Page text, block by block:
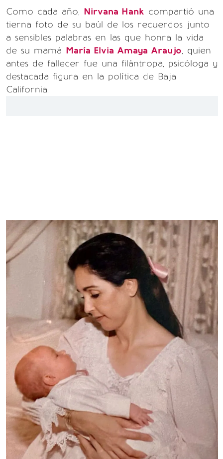
Como cada año, Nirvana Hank compartió una
tierna foto de su baúl de los recuerdos junto
a sensibles palabras en las que honra la vida
de su mamá María Elvia Amaya Araujo, quien
antes de fallecer fue una filántropa, psicóloga y
destacada figura en la política de Baja
California.